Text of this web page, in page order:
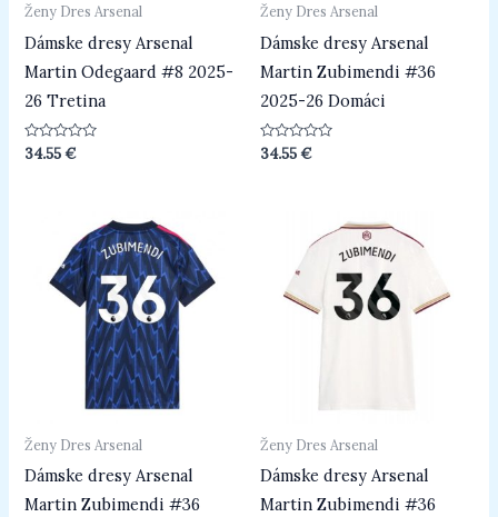
Ženy Dres Arsenal
Dámske dresy Arsenal
Martin Odegaard #8 2025-
26 Tretina
Hodnotenie
0
34.55€
Ženy Dres Arsenal
Dámske dresy Arsenal
Martin Zubimendi #36
2025-26 Domáci
Hodnotenie
0
34.55€
Ženy Dres Arsenal
Dámske dresy Arsenal
Martin Zubimendi #36
Ženy Dres Arsenal
Dámske dresy Arsenal
Martin Zubimendi #36